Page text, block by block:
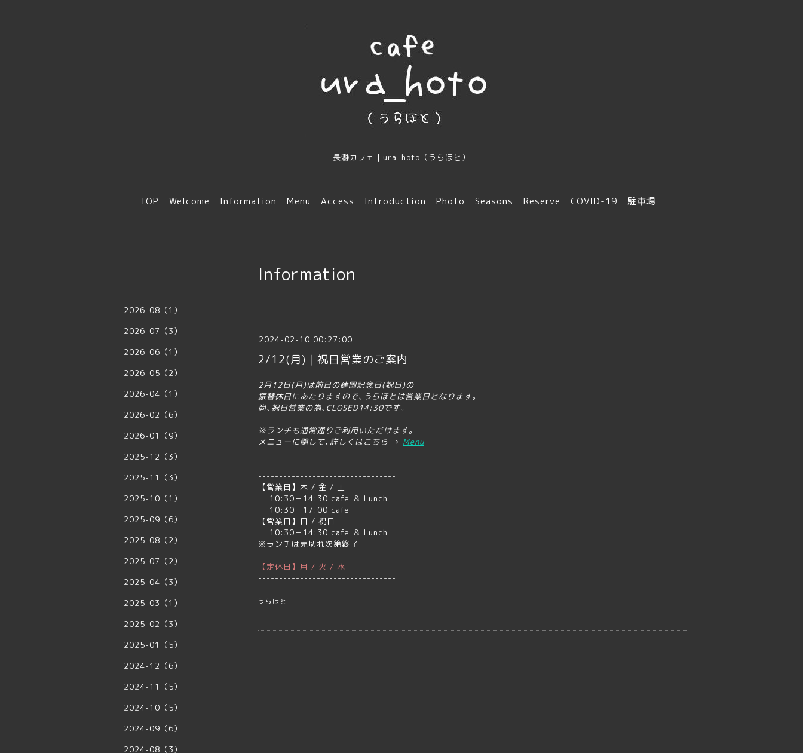
長瀞カフェ｜ura_hoto（うらほと）
TOP Welcome Information Menu Access Introduction Photo Seasons Reserve COVID-19 駐車場
Information
2024-02-10 00:27:00
2/12(月)｜祝日営業のご案内
2月12日(月)は前日の建国記念日(祝日)の
振替休日にあたりますので､ うらほとは営業日となります｡
尚､祝日営業の為､CLOSED14:30です｡
※ランチも通常通りご利用いただけます｡
メニューに関して､詳しくはこちら → Menu
---------------------------------
【営業日】木 / 金 / 土
10:30－14:30 cafe ＆ Lunch
10:30－17:00 cafe
【営業日】日 / 祝日
10:30－14:30 cafe ＆ Lunch
※ランチは売切れ次第終了
---------------------------------
【定休日】月 / 火 / 水
---------------------------------
うらほと
2026-08（1）
2026-07（3）
2026-06（1）
2026-05（2）
2026-04（1）
2026-02（6）
2026-01（9）
2025-12（3）
2025-11（3）
2025-10（1）
2025-09（6）
2025-08（2）
2025-07（2）
2025-04（3）
2025-03（1）
2025-02（3）
2025-01（5）
2024-12（6）
2024-11（5）
2024-10（5）
2024-09（6）
2024-08（3）